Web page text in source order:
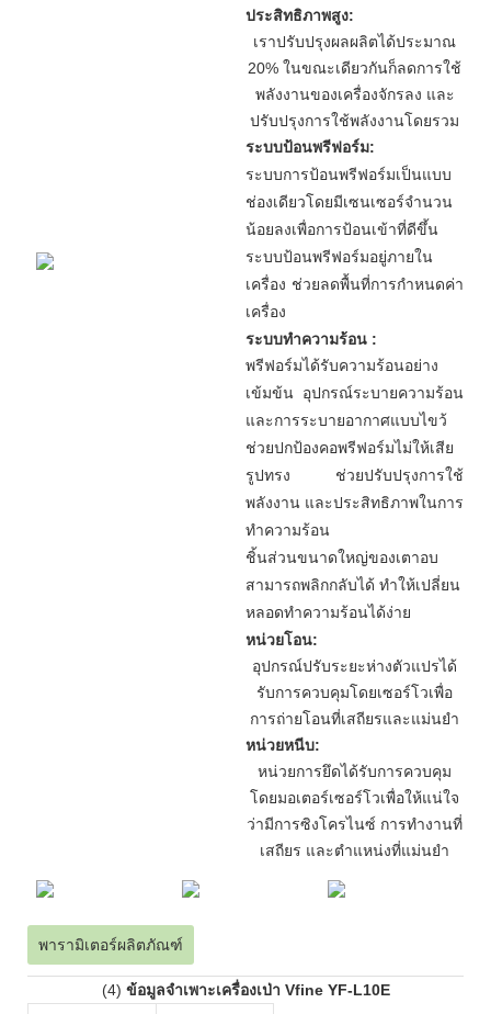
ประสิทธิภาพสูง:
เราปรับปรุงผลผลิตได้ประมาณ
20% ในขณะเดียวกันก็ลดการใช้
พลังงานของเครื่องจักรลง และ
ปรับปรุงการใช้พลังงานโดยรวม
ระบบป้อนพรีฟอร์ม:
ระบบการป้อนพรีฟอร์มเป็นแบบ
ช่องเดียวโดยมีเซนเซอร์จำนวน
น้อยลงเพื่อการป้อนเข้าที่ดีขึ้น
ระบบป้อนพรีฟอร์มอยู่ภายใน
เครื่อง ช่วยลดพื้นที่การกำหนดค่า
เครื่อง
ระบบทำความร้อน :
พรีฟอร์มได้รับความร้อนอย่าง
เข้มข้น อุปกรณ์ระบายความร้อน
และการระบายอากาศแบบไขว้
ช่วยปกป้องคอพรีฟอร์มไม่ให้เสีย
รูปทรง ช่วยปรับปรุงการใช้
พลังงาน และประสิทธิภาพในการ
ทำความร้อน
ชิ้นส่วนขนาดใหญ่ของเตาอบ
สามารถพลิกกลับได้ ทำให้เปลี่ยน
หลอดทำความร้อนได้ง่าย
หน่วยโอน:
อุปกรณ์ปรับระยะห่างตัวแปรได้
รับการควบคุมโดยเซอร์โวเพื่อ
การถ่ายโอนที่เสถียรและแม่นยำ
หน่วยหนีบ:
หน่วยการยึดได้รับการควบคุม
โดยมอเตอร์เซอร์โวเพื่อให้แน่ใจ
ว่ามีการซิงโครไนซ์ การทำงานที่
เสถียร และตำแหน่งที่แม่นยำ
พารามิเตอร์ผลิตภัณฑ์
(4) ข้อมูลจำเพาะเครื่องเป่า Vfine YF-L10E